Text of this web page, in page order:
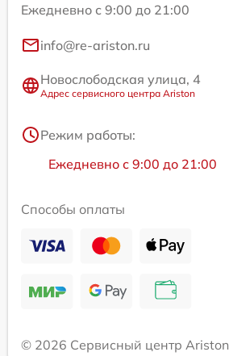
Ежедневно с 9:00 до 21:00
info@re-ariston.ru
Новослободская улица, 4
Адрес сервисного центра Ariston
Режим работы:
Ежедневно с 9:00 до 21:00
Способы оплаты
© 2026 Сервисный центр Ariston